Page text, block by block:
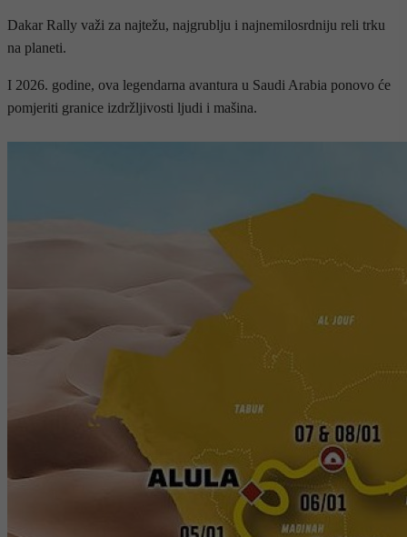
Dakar Rally važi za najtežu, najgrublju i najnemilosrdniju reli trku
na planeti.
I 2026. godine, ova legendarna avantura u Saudi Arabia ponovo će
pomjeriti granice izdržljivosti ljudi i mašina.